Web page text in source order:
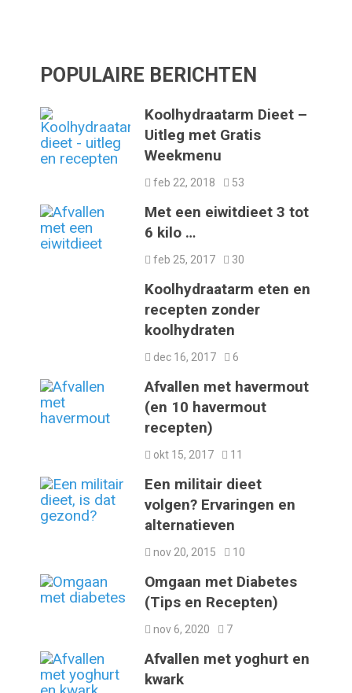
POPULAIRE BERICHTEN
Koolhydraatarm Dieet –
Uitleg met Gratis
Weekmenu
feb 22, 2018 53
Met een eiwitdieet 3 tot
6 kilo …
feb 25, 2017 30
Koolhydraatarm eten en
recepten zonder
koolhydraten
dec 16, 2017 6
Afvallen met havermout
(en 10 havermout
recepten)
okt 15, 2017 11
Een militair dieet
volgen? Ervaringen en
alternatieven
nov 20, 2015 10
Omgaan met Diabetes
(Tips en Recepten)
nov 6, 2020 7
Afvallen met yoghurt en
kwark